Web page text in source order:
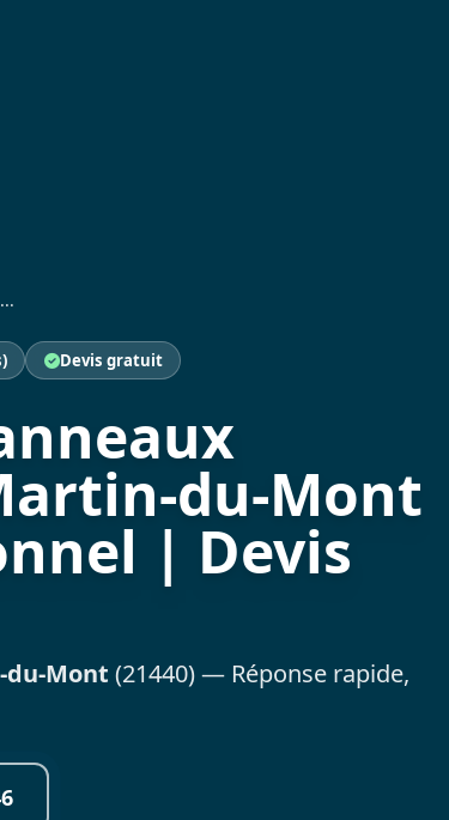
Devis gratuit
du-Mont
| Devis
Mont (21440) — Réponse rapide,